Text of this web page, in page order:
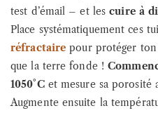
test d’émail – et lescuire à
Place systématiquement ces
réfractaire pour protéger ton
que la terre fonde !
1050°Cet mesure sa porosité
Augmente ensuite la